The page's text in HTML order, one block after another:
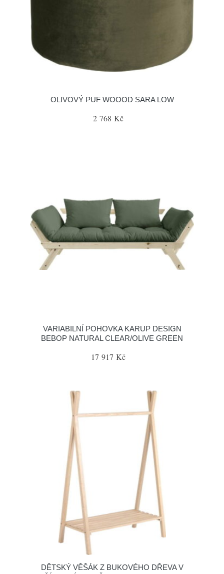
OLIVOVÝ PUF WOOOD SARA LOW
2 768 Kč
VARIABILNÍ POHOVKA KARUP DESIGN
BEBOP NATURAL CLEAR/OLIVE GREEN
17 917 Kč
DĚTSKÝ VĚŠÁK Z BUKOVÉHO DŘEVA V